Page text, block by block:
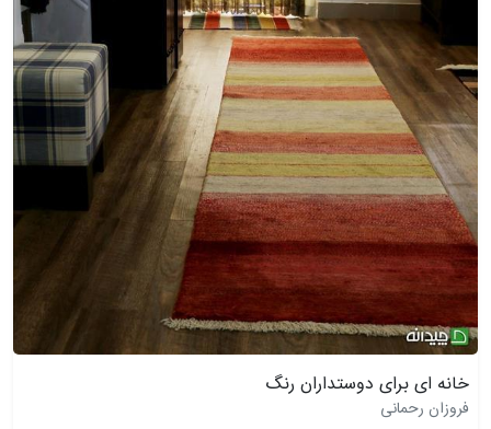
خانه ای برای دوستداران رنگ
فروزان رحمانی